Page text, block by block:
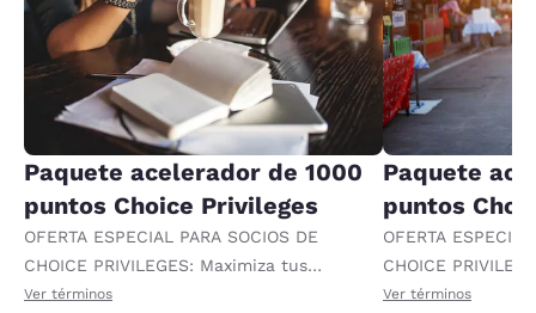
Paquete acelerador de 1000
puntos Choice Privileges
OFERTA ESPECIAL PARA SOCIOS DE
CHOICE PRIVILEGES: Maximiza tus
recompensas al recibir 1000 puntos
Ver términos
Paquete
puntos
OFERTA
CHOICE
recompensas al
Ver términos